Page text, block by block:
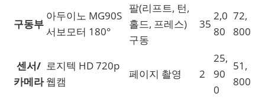
구동부
아두이노 MG90S
서보모터 180°
팔(리프트, 턴,
홀드, 프레스)
구동
35
2,0
80
72,
800
센서/
카메라
로지텍 HD 720p
웹캠
페이지 촬영 2
25,
90
0
51,
800